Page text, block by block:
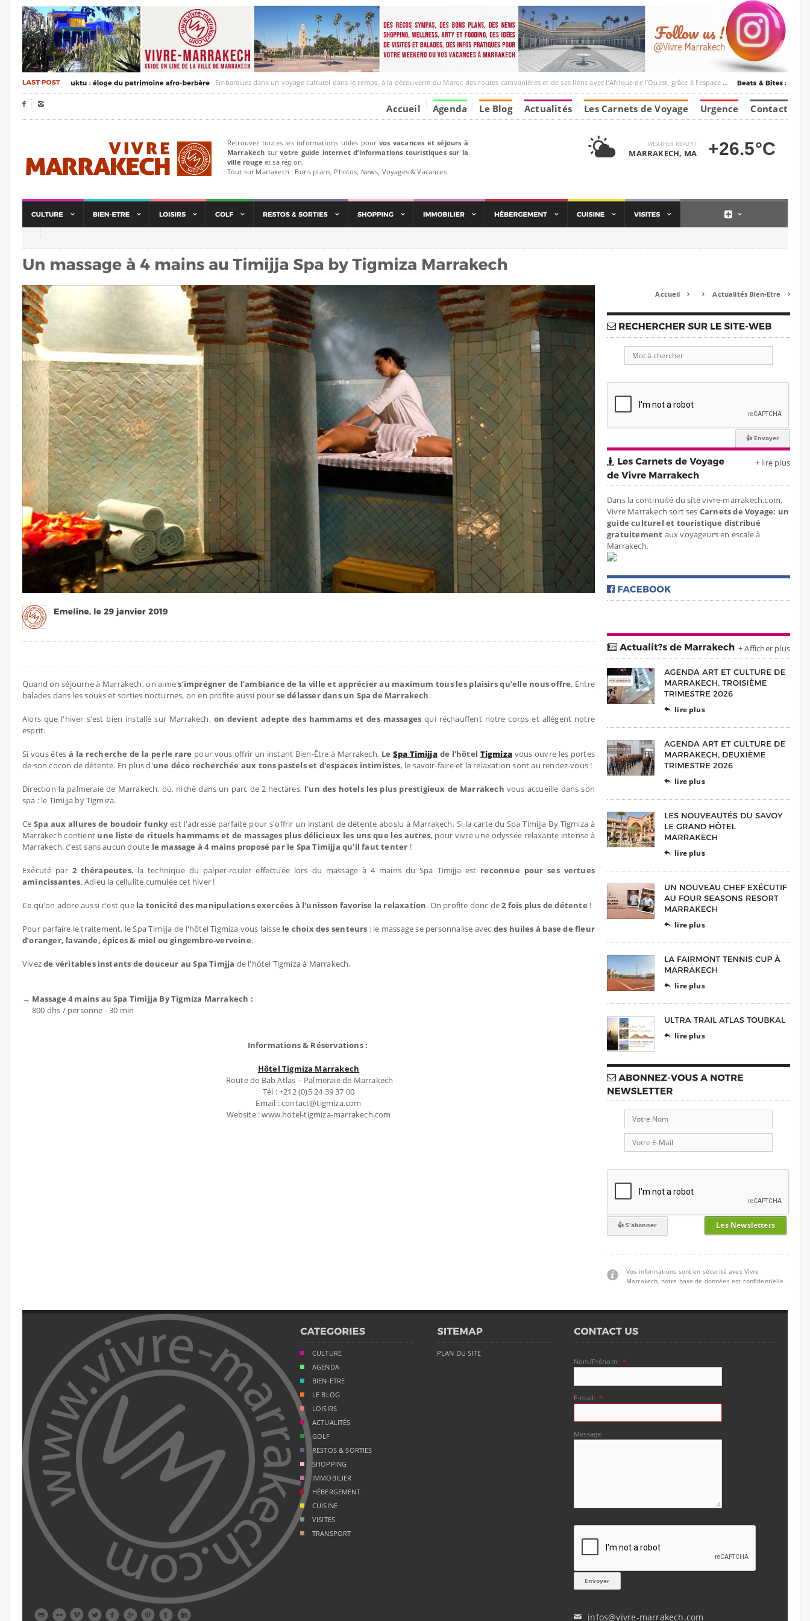
Embarquez dans un voyage culturel dans le temps, à la découverte du Maroc des routes caravanières et de ses liens avec l’Afrique de l’Ouest, grâce à l’espace Marrakesh-Tumbuktu.
  Accueil Agenda Le Blog Actualités Les Carnets de Voyage Urgence Contact
Retrouvez toutes les informations utiles pour vos vacances et séjours à
Marrakech survotre guide internet d’informations touristiques sur la
ville rouge et sa région.
Tout sur Marrakech : Bons plans, Photos, News, Voyages & Vacances
WEATHER REPORT
MARRAKECH, MA +26.5°C
Quand on séjourne à Marrakech, on aimes’imprégner de l’ambiance de la ville et apprécier au maximum tous les plaisirs qu’elle nous offre. Entre
balades dans les souks et sorties nocturnes, on en profite aussi pour se délasser dans un Spa de Marrakech.
Alors que l'hiver s'est bien installé sur Marrakech, on devient adepte des hammams et des massagesqui réchauffent notre corps et allégent notre
esprit.
Si vous êtes à la recherche de la perle rare pour vous offrir un instant Bien-Être à Marrakech, Le Spa Timijjade l'hôtel Tigmiza vous ouvre les portes
de son cocon de détente. En plus d'une déco recherchée aux tons pastels et d'espaces intimistes, le savoir-faire et la relaxation sont au rendez-vous !
Direction la palmeraie de Marrakech, où, niché dans un parc de 2 hectares, l’un des hotels les plus prestigieux de Marrakech vous accueille dans son
spa : le Timijja by Tigmiza.
CeSpa aux allures de boudoir funkyest l'adresse parfaite pour s'offrir un instant de détente aboslu à Marrakech. Si la carte du Spa Timijja By Tigmiza à
Marrakech contient une liste de rituels hammams et de massages plus délicieux les uns que les autres, pour vivre une odyssée relaxante intense à
Marrakech, c’est sans aucun doute le massage à 4 mains proposé par le Spa Timijja qu'il faut tenter !
Exécuté par 2 thérapeutes, la technique du palper-rouler effectuée lors du massage à 4 mains du Spa Timijja est reconnue pour ses vertues
amincissantes. Adieu la cellulite cumulée cet hiver !
Ce qu'on adore aussi c'est que la tonicité des manipulations exercées à l'unisson favorise la relaxation. On profite donc de2 fois plus de détente !
Pour parfaire le traitement, le Spa Timijja de l'hôtel Tigmiza vous laisse le choix des senteurs : le massage se personnalise avec des huiles à base de fleur
d’oranger, lavande, épices & miel ou gingembre-verveine.
Vivezde véritables instants de douceur au Spa Timjja de l'hôtel Tigmiza à Marrakech.
→ Massage 4 mains au Spa Timijja By Tigmiza Marrakech :
800 dhs / personne - 30 min
Informations & Réservations :
Hôtel Tigmiza Marrakech
Route de Bab Atlas – Palmeraie de Marrakech
Tél : +212 (0)5 24 39 37 00
Email : contact@tigmiza.com
Website : www.hotel-tigmiza-marrakech.com
Accueil   Actualités Bien-Etre 
+ lire plus
Dans la continuité du site vivre-marrakech.com,
Vivre Marrakech sort ses Carnets de Voyage: un
guide culturel et touristique distribué
gratuitement aux voyageurs en escale à
Marrakech.
+ Afficher plus
 lire plus
 lire plus
 lire plus
 lire plus
 lire plus
 lire plus
Les Newsletters
Vos informations sont en sécurité avec Vivre
Marrakech, notre base de données est confidentielle.
        
CULTURE
AGENDA
BIEN-ETRE
LE BLOG
LOISIRS
ACTUALITÉS
GOLF
RESTOS & SORTIES
SHOPPING
IMMOBILIER
HÉBERGEMENT
CUISINE
VISITES
TRANSPORT
PLAN DU SITE
Nom/Prénom: *
E-mail: *
Message:
✉ infos@vivre-marrakech.com